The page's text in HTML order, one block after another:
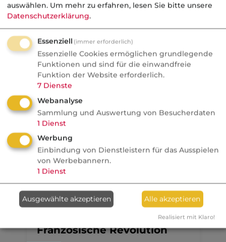
Außerdem hat der Versicherte seit 1.1.2004
Zuzahlungen in Höhe von 10 Prozent,
mindestens jedoch fünf EUR und maximal 10
EUR bzw. maximal die Kosten des
Verbandmittels zu leisten.
Kategorie: Krankenversicherung, gesetzlich
AktuelleNachrichten
FONDS professionell
Studie: Ungleiche
Besteuerung begünstigte
Französische Revolution
auswählen. Um mehr zu erfahren, lesen Sie bitte unsere
Datenschutzerklärung.
Essenziell (immer erforderlich)
Essenzielle Cookies ermöglichen grundlegende
Funktionen und sind für die einwandfreie
Funktion der Website erforderlich.
7 Dienste
Webanalyse
Sammlung und Auswertung von Besucherdaten
1 Dienst
Werbung
Einbindung von Dienstleistern für das Ausspielen
von Werbebannern.
1 Dienst
Ausgewählte akzeptieren Alle akzeptieren
Realisiert mit Klaro!